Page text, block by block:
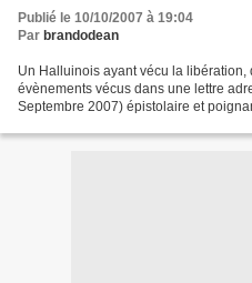
Publié le 10/10/2007 à 19:04
Par brandodean
Un Halluinois ayant vécu la
évènements vécus dans une lettre
Septembre 2007) épistolaire et